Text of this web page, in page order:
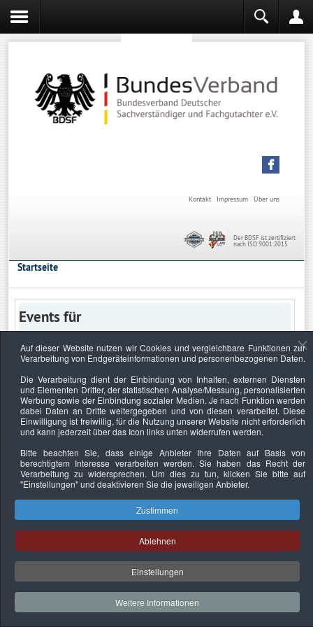
Über uns
Impressum
Kontakt
Der BDSF ist zertifiziert
nach ISO 9001:2015
Startseite
Events für
Keine Termine
Datenschutzerklärung Urheberrechtsnachweise Nachhaltigkeit
Copyright © 2026. Bundesverband Deutscher
Sachverständiger und Fachgutachter e.V..
Auf dieser Website nutzen wir Cookies und vergleichbare Funktionen zur
Verarbeitung von Endgeräteinformationen und personenbezogenen Daten.
Die Verarbeitung dient der Einbindung von Inhalten, externen Diensten
und Elementen Dritter, der statistischen Analyse/Messung, personalisierten
Werbung sowie der Einbindung sozialer Medien. Je nach Funktion werden
dabei Daten an Dritte weitergegeben und von diesen verarbeitet. Diese
Einwilligung ist freiwillig, für die Nutzung unserer Website nicht erforderlich
und kann jederzeit über das Icon links unten widerrufen werden.
Bitte beachten Sie, dass einige Anbieter Ihre Daten auf Basis von
berechtigtem Interesse verarbeiten werden. Sie haben das Recht der
Verarbeitung zu widersprechen. Um dies zu tun, klicken Sie bitte auf
"Einstellungen"und deaktivieren Sie die jeweiligen Anbieter.
Zustimmen
Ablehnen
Einstellungen
Weitere Informationen